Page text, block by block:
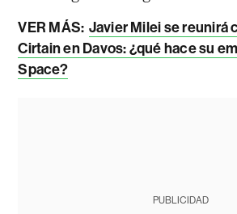
VER MÁS: Javier Milei se reunirá
Cirtain en Davos: ¿qué hace su
Space?
PUBLICIDAD